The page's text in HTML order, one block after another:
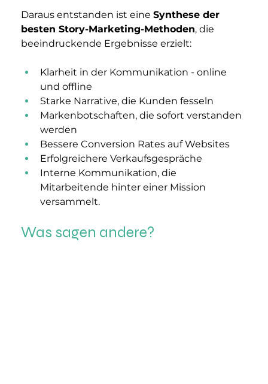
Daraus entstanden ist eine Synthese der
besten Story-Marketing-Methoden, die
beeindruckende Ergebnisse erzielt:
Klarheit in der Kommunikation - online
und offline
Starke Narrative, die Kunden fesseln
Markenbotschaften, die sofort verstanden
werden
Bessere Conversion Rates auf Websites
Erfolgreichere Verkaufsgespräche
Interne Kommunikation, die
Mitarbeitende hinter einer Mission
versammelt.
Was sagen andere?